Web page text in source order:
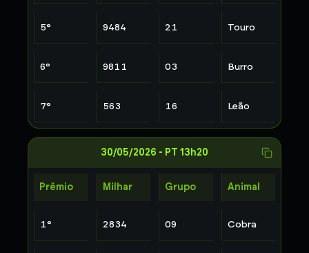
5° 9484 21 Touro
6° 9811 03 Burro
7° 563 16 Leão
30/05/2026 - PT 13h20
Prêmio Milhar Grupo Animal
1° 2834 09 Cobra